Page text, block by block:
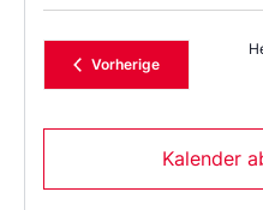
Vorherige
Kalender